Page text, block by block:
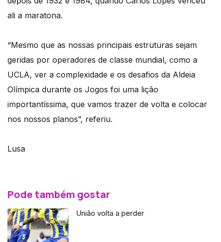
ali a maratona.
“Mesmo que as nossas principais estruturas sejam
geridas por operadores de classe mundial, como a
UCLA, ver a complexidade e os desafios da Aldeia
Olímpica durante os Jogos foi uma lição
importantíssima, que vamos trazer de volta e colocar
nos nossos planos”, referiu.
Lusa
Pode também gostar
União volta a perder